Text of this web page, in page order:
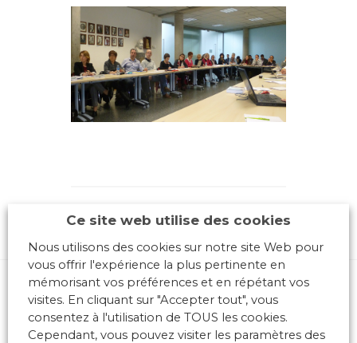
Ce site web utilise des cookies
Nous utilisons des cookies sur notre site Web pour
vous offrir l'expérience la plus pertinente en
mémorisant vos préférences et en répétant vos
visites. En cliquant sur "Accepter tout", vous
consentez à l'utilisation de TOUS les cookies.
Cependant, vous pouvez visiter les paramètres des